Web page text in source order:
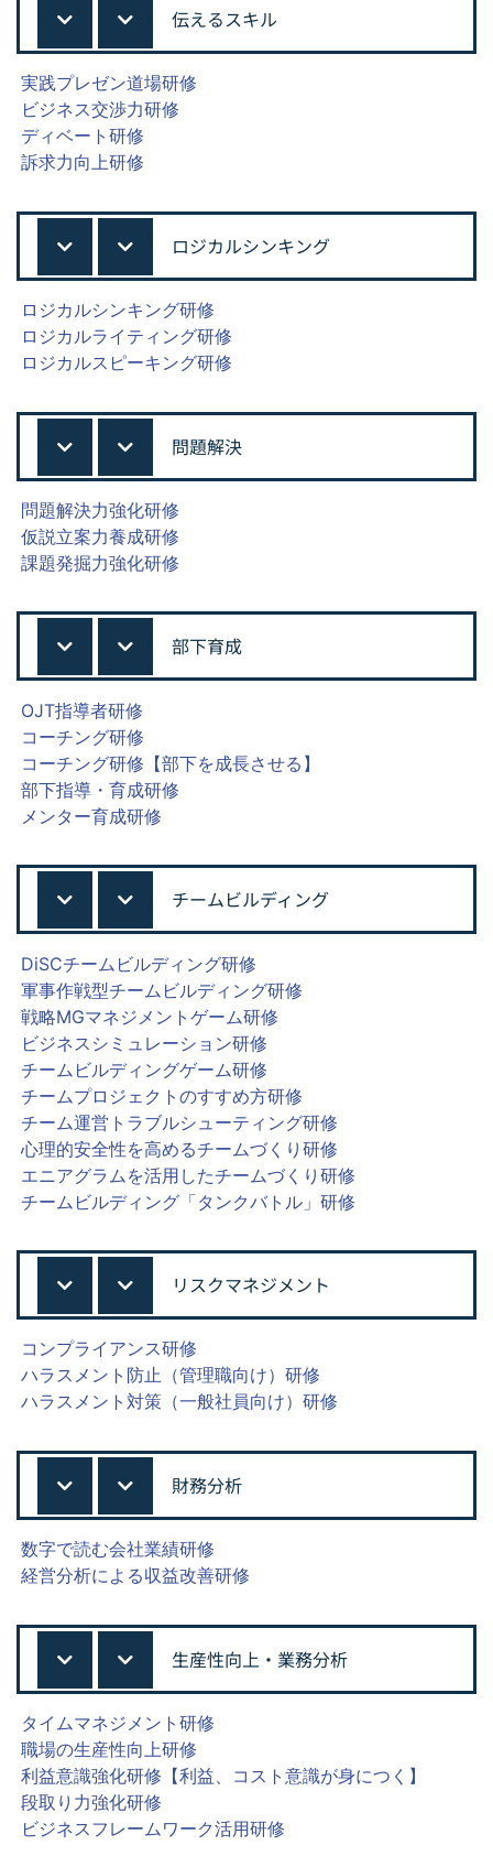
伝えるスキル
実践プレゼン道場研修
ビジネス交渉力研修
ディベート研修
訴求力向上研修
ロジカルシンキング
ロジカルシンキング研修
ロジカルライティング研修
ロジカルスピーキング研修
問題解決
問題解決力強化研修
仮説立案力養成研修
課題発掘力強化研修
部下育成
OJT指導者研修
コーチング研修
コーチング研修【部下を成長させる】
部下指導・育成研修
メンター育成研修
チームビルディング
DiSCチームビルディング研修
軍事作戦型チームビルディング研修
戦略MGマネジメントゲーム研修
ビジネスシミュレーション研修
チームビルディングゲーム研修
チームプロジェクトのすすめ方研修
チーム運営トラブルシューティング研修
心理的安全性を高めるチームづくり研修
エニアグラムを活用したチームづくり研修
チームビルディング「タンクバトル」研修
リスクマネジメント
コンプライアンス研修
ハラスメント防止（管理職向け）研修
ハラスメント対策（一般社員向け）研修
財務分析
数字で読む会社業績研修
経営分析による収益改善研修
生産性向上・業務分析
タイムマネジメント研修
職場の生産性向上研修
利益意識強化研修【利益、コスト意識が身につく】
段取り力強化研修
ビジネスフレームワーク活用研修